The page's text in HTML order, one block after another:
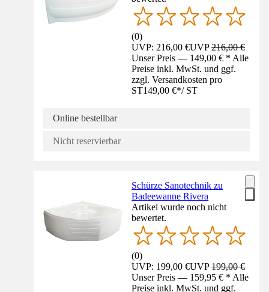
(0)
UVP: 216,00 €UVP216,00 €
Unser Preis — 149,00 € * Alle
Preise inkl. MwSt. und ggf.
zzgl. Versandkosten pro
ST149,00 €*/ ST
Online bestellbar
Nicht reservierbar
Schürze Sanotechnik zu
Badeewanne Rivera
Artikel wurde noch nicht
bewertet.
(0)
UVP: 199,00 €UVP199,00 €
Unser Preis — 159,95 € * Alle
Preise inkl. MwSt. und ggf.